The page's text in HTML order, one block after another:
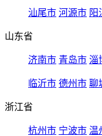
汕尾市 河源市 阳
山东省
济南市 青岛市 淄
临沂市 德州市 聊
浙江省
杭州市 宁波市 温